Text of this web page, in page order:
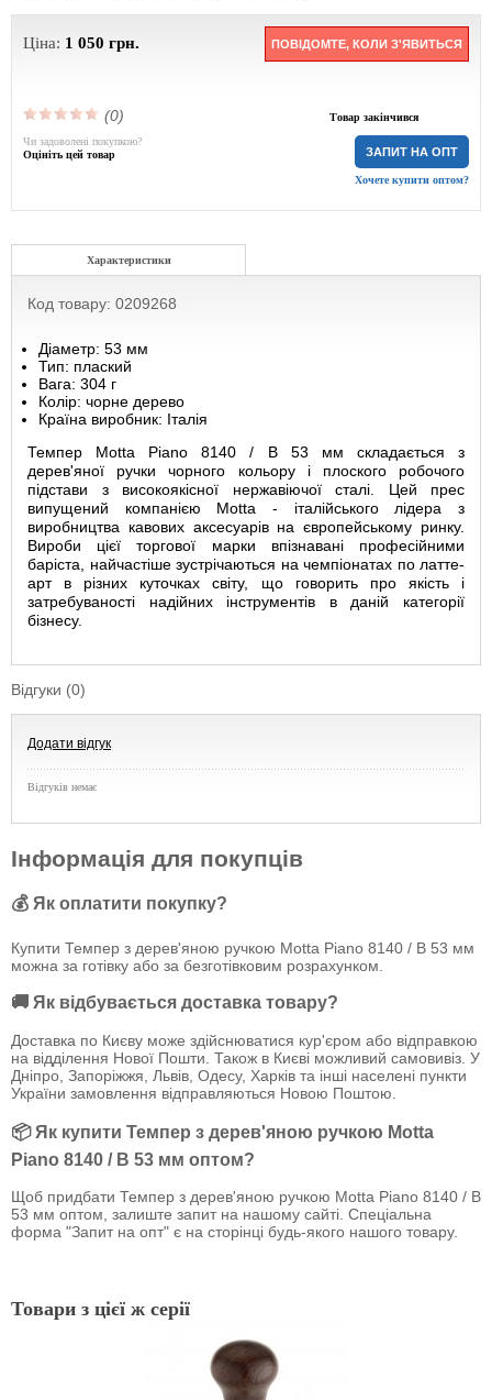
Ціна: 1 050 грн. ПОВІДОМТЕ, КОЛИ З'ЯВИТЬСЯ
(0) Товар закінчився
ЗАПИТ НА ОПТ
Хочете купити оптом?
Чи задоволені покупкою?
Оцініть цей товар
Характеристики
Код товару: 0209268
Діаметр: 53 мм
Тип: плаский
Вага: 304 г
Колір: чорне дерево
Країна виробник: Італія
Темпер Motta Piano 8140 / В 53 мм складається з
дерев'яної ручки чорного кольору і плоского робочого
підстави з високоякісної нержавіючої сталі. Цей прес
випущений компанією Motta - італійського лідера з
виробництва кавових аксесуарів на європейському ринку.
Вироби цієї торгової марки впізнавані професійними
баріста, найчастіше зустрічаються на чемпіонатах по латте-
арт в різних куточках світу, що говорить про якість і
затребуваності надійних інструментів в даній категорії
бізнесу.
Відгуки (0)
Додати відгук
Відгуків немає
Інформація для покупців
💰 Як оплатити покупку?
Купити Темпер з дерев'яною ручкою Motta Piano 8140 / B 53 мм
можна за готівку або за безготівковим розрахунком.
🚚 Як відбувається доставка товару?
Доставка по Києву може здійснюватися кур'єром або відправкою
на відділення Нової Пошти. Також в Києві можливий самовивіз. У
Дніпро, Запоріжжя, Львів, Одесу, Харків та інші населені пункти
України замовлення відправляються Новою Поштою.
📦 Як купити Темпер з дерев'яною ручкою Motta
Piano 8140 / B 53 мм оптом?
Щоб придбати Темпер з дерев'яною ручкою Motta Piano 8140 / B
53 мм оптом, залиште запит на нашому сайті. Спеціальна
форма "Запит на опт" є на сторінці будь-якого нашого товару.
Товари з цієї ж серії